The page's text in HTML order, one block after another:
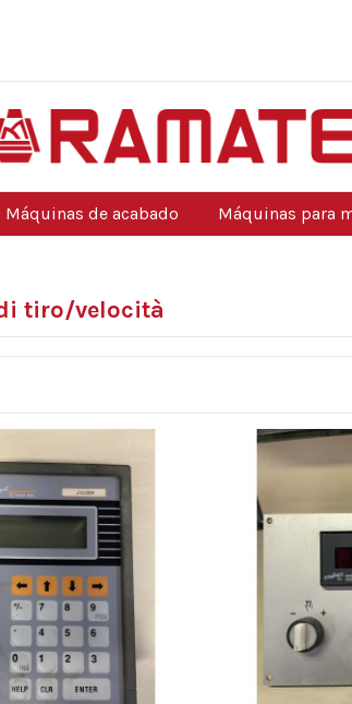
Máquinas de acabado Máquinas para
tiro/velocità